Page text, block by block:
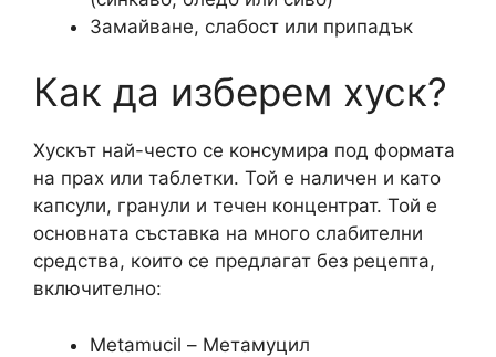
Замайване, слабост или припадък
Как да изберем хуск?
Хускът най-често се консумира под формата
на прах или таблетки. Той е наличен и като
капсули, гранули и течен концентрат. Той е
основната съставка на много слабителни
средства, които се предлагат без рецепта,
включително:
Metamucil – Метамуцил